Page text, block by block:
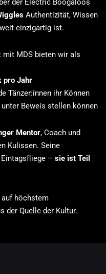
der Electric Boogaloos
Authentizität, Wissen
einzigartig ist.
mit MDS bieten wir als
pro Jahr
Tänzer:innen ihr Können
unter Beweis stellen können
Mentor, Coach und
Kulissen. Seine
Eintagsfliege –sie ist Teil
auf höchstem
der Quelle der Kultur.